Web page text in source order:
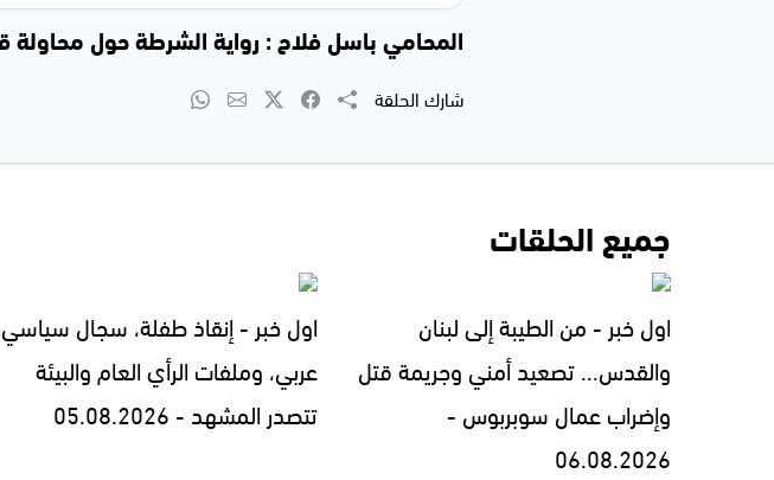
المحامي باسل فلاح : رواية الشرطة حول محاولة
شارك الحلقة
جميع الحلقات
اول خبر - من الطيبة إلى لبنان
والقدس... تصعيد أمني وجريمة قتل
وإضراب عمال سوبربوس -
06.08.2026
اول خبر - إنقاذ طفلة، سجال سياسي
عربي، وملفات الرأي العام والبيئة
تتصدر المشهد - 05.08.2026